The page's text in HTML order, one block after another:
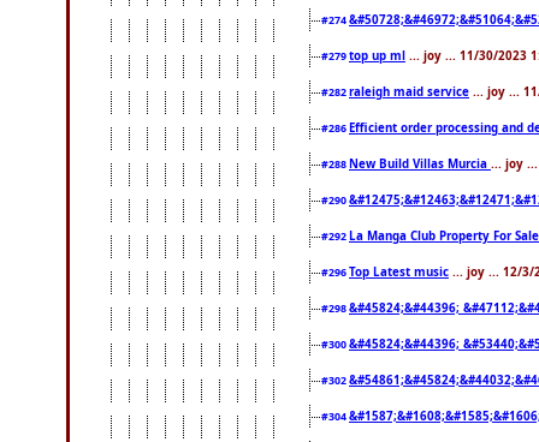
#274
#279top up ml ... joy ... 11/30/2023
#282raleigh maid service ... joy ...
#286Efficient order processing and
#288New Build Villas Murcia ... joy
#290
#292La Manga Club Property For
#296Top Latest music ... joy ... 12/3/
#298&#45824;&#44396;
#300&#45824;&#44396;
#302
#304